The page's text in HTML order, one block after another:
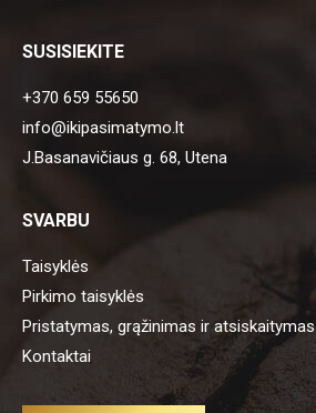
SUSISIEKITE
+370 659 55650
info@ikipasimatymo.lt
J.Basanavičiaus g. 68, Utena
SVARBU
Taisyklės
Pirkimo taisyklės
Pristatymas, grąžinimas ir atsiskaitymas
Kontaktai